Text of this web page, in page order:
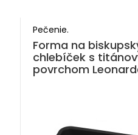
Pečenie.
Forma na
chlebíček s
povrchom
Collection